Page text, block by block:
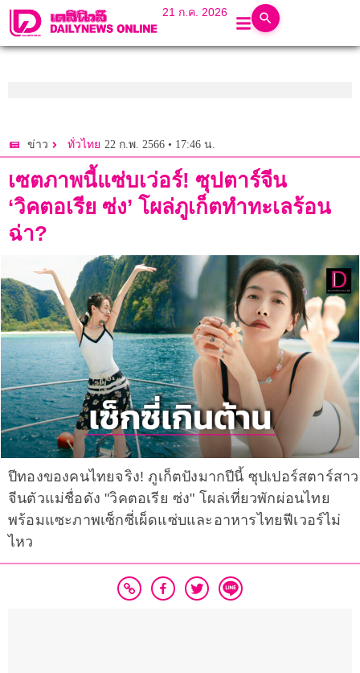
21 ก.ค. 2026
ข่าว ทั่วไทย 22 ก.พ. 2566 • 17:46 น.
เซตภาพนี้แซ่บเว่อร์! ซุปตาร์จีน
‘วิคตอเรีย ซ่ง’ โผล่ภูเก็ตทำทะเลร้อน
ฉ่า?
ปีทองของคนไทยจริง! ภูเก็ตปังมากปีนี้ ซุปเปอร์สตาร์สาว
จีนตัวแม่ชื่อดัง "วิคตอเรีย ซ่ง" โผล่เที่ยวพักผ่อนไทย
พร้อมแซะภาพเซ็กซี่เผ็ดแซ่บและอาหารไทยฟีเวอร์ไม่
ไหว